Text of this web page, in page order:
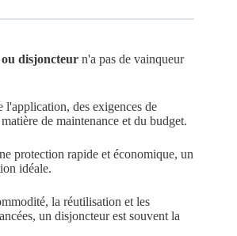
disjoncteur n'a pas de vainqueur
des exigences de
de maintenance et du budget.
protection rapide et économique, un
idéale.
la réutilisation et les
un disjoncteur est souvent la